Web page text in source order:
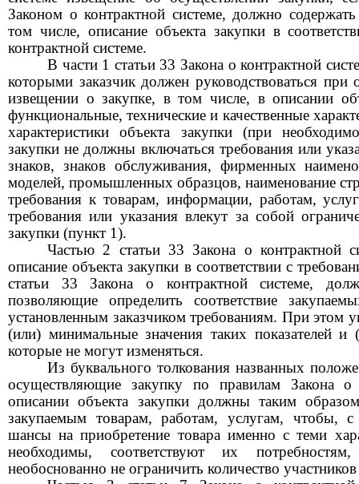
Законом о контрактной системе, должно
том числе, описание объекта закупки в
контрактной системе.
В части 1 статьи 33 Закона о контрактной
которыми заказчик должен руководствоваться при
извещении о закупке, в том числе, в описании
функциональные, технические и качественные
характеристики объекта закупки (при
закупки не должны включаться требования или
знаков, знаков обслуживания, фирменных
моделей, промышленных образцов, наименование
требования к товарам, информации, работам,
требования или указания влекут за собой
закупки (пункт 1).
Частью 2 статьи 33 Закона о контрактной
описание объекта закупки в соответствии с
статьи 33 Закона о контрактной системе,
позволяющие определить соответствие
установленным заказчиком требованиям. При этом
(или) минимальные значения таких показателей и
которые не могут изменяться.
Из буквального толкования названных
осуществляющие закупку по правилам Закона о
описании объекта закупки должны таким
закупаемым товарам, работам, услугам, чтобы,
шансы на приобретение товара именно с теми
необходимы, соответствуют их
необоснованно не ограничить количество